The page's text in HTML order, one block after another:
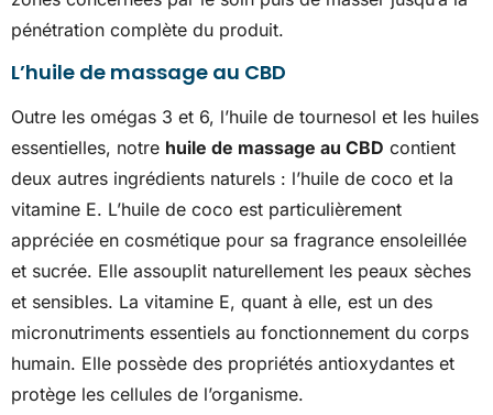
pénétration complète du produit.
L’huile de massage au CBD
Outre les omégas 3 et 6, l’huile de tournesol et les huiles
essentielles, notre huile de massage au CBD contient
deux autres ingrédients naturels : l’huile de coco et la
vitamine E. L’huile de coco est particulièrement
appréciée en cosmétique pour sa fragrance ensoleillée
et sucrée. Elle assouplit naturellement les peaux sèches
et sensibles. La vitamine E, quant à elle, est un des
micronutriments essentiels au fonctionnement du corps
humain. Elle possède des propriétés antioxydantes et
protège les cellules de l’organisme.